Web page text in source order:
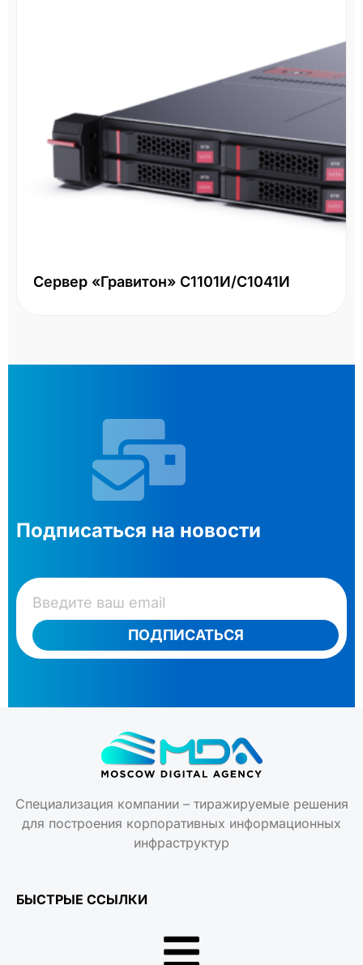
Сервер «Гравитон» С1101И/С1041И
Подписаться на новости
ПОДПИСАТЬСЯ
Специализация компании – тиражируемые решения
для построения корпоративных информационных
инфраструктур
БЫСТРЫЕ ССЫЛКИ